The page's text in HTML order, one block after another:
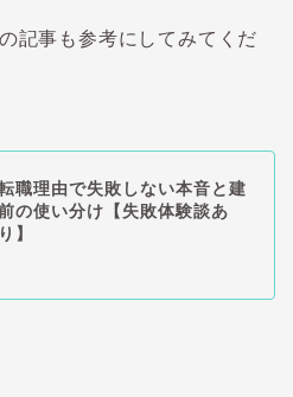
記事も参考にしてみてくだ
職理由で失敗しない本音と建
の使い分け【失敗体験談あ
り】